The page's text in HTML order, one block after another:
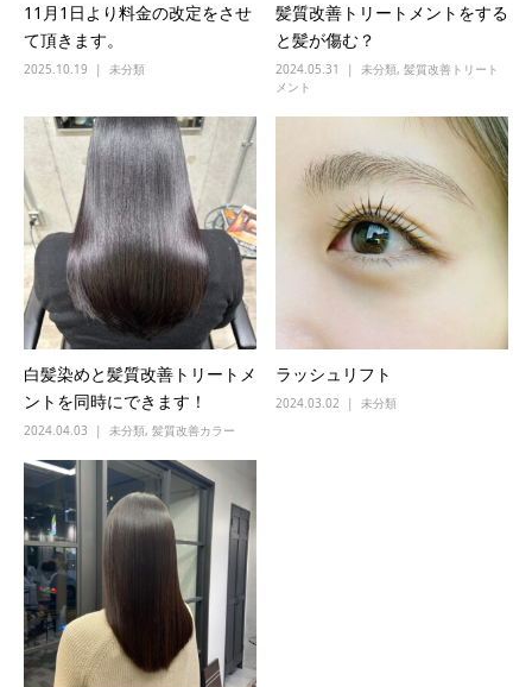
11月1日より料金の改定をさせ
て頂きます。
2025.10.19 未分類
髪質改善トリートメントをする
と髪が傷む？
2024.05.31 未分類, 髪質改善トリート
メント
白髪染めと髪質改善トリートメ
ントを同時にできます！
2024.04.03 未分類, 髪質改善カラー
ラッシュリフト
2024.03.02 未分類